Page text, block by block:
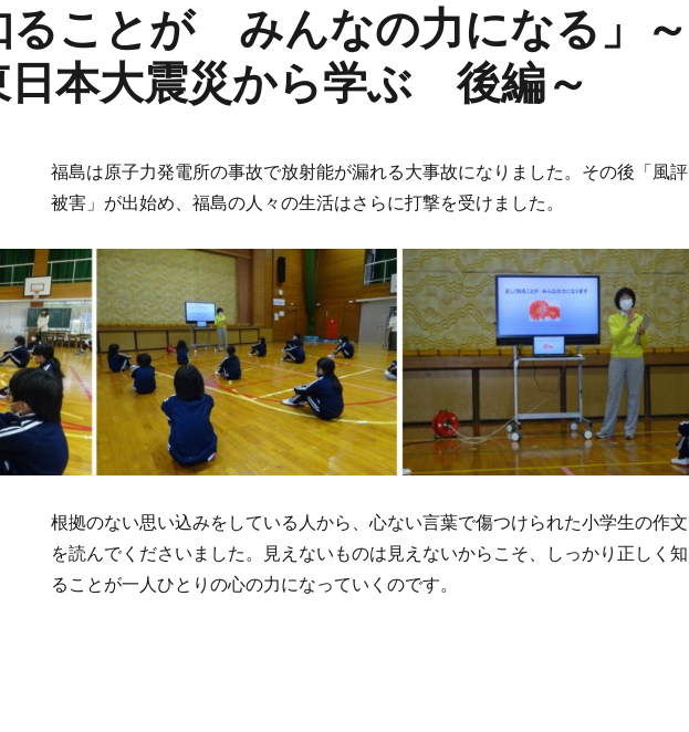
ることが みんなの力になる」～
日本大震災から学ぶ 後編～
福島は原子力発電所の事故で放射能が漏れる大事故になりました。その後「風評
被害」が出始め、福島の人々の生活はさらに打撃を受けました。
根拠のない思い込みをしている人から、心ない言葉で傷つけられた小学生の作文
を読んでくださいました。見えないものは見えないからこそ、しっかり正しく知
ることが一人ひとりの心の力になっていくのです。